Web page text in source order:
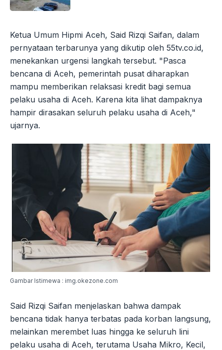
Ketua Umum Hipmi Aceh, Said Rizqi Saifan, dalam
pernyataan terbarunya yang dikutip oleh 55tv.co.id,
menekankan urgensi langkah tersebut. "Pasca
bencana di Aceh, pemerintah pusat diharapkan
mampu memberikan relaksasi kredit bagi semua
pelaku usaha di Aceh. Karena kita lihat dampaknya
hampir dirasakan seluruh pelaku usaha di Aceh,"
ujarnya.
Gambar Istimewa : img.okezone.com
Said Rizqi Saifan menjelaskan bahwa dampak
bencana tidak hanya terbatas pada korban langsung,
melainkan merembet luas hingga ke seluruh lini
pelaku usaha di Aceh, terutama Usaha Mikro, Kecil,